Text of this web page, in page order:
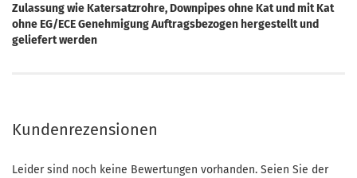
Zulassung wie Katersatzrohre, Downpipes ohne Kat und mit Kat
ohne EG/ECE Genehmigung Auftragsbezogen hergestellt und
geliefert werden
Kundenrezensionen
Leider sind noch keine Bewertungen vorhanden. Seien Sie der